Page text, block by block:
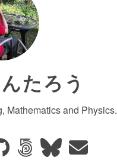
たろう
Mathematics and Physics.